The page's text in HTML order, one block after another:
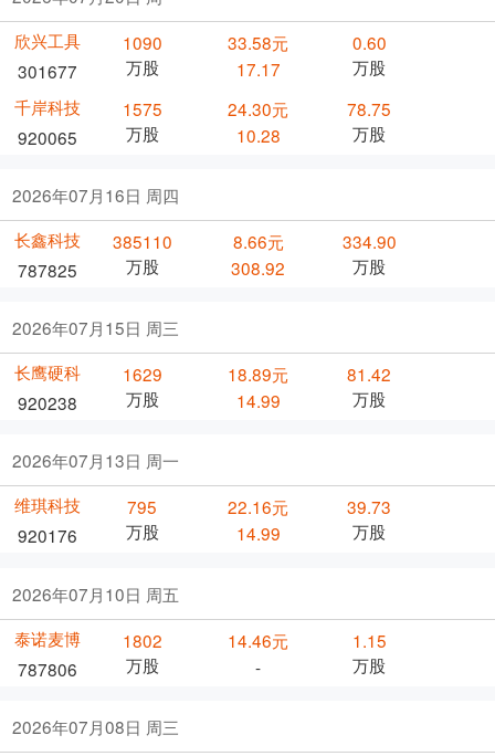
欣兴工具
301677
1090
万股
33.58元
17.17
0.60
万股
千岸科技
920065
1575
万股
24.30元
10.28
78.75
万股
2026年07月16日 周四
长鑫科技
787825
385110
万股
8.66元
308.92
334.90
万股
2026年07月15日 周三
长鹰硬科
920238
1629
万股
18.89元
14.99
81.42
万股
2026年07月13日 周一
维琪科技
920176
795
万股
22.16元
14.99
39.73
万股
2026年07月10日 周五
泰诺麦博
787806
1802
万股
14.46元
-
1.15
万股
2026年07月08日 周三